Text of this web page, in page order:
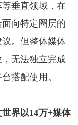
垂直领域，在
向特定圈层的
。但整体媒体
无法独立完成
搭配使用。
界以14万+媒体